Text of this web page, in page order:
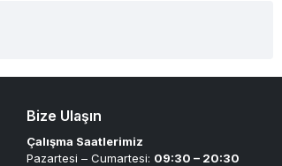
Bize Ulaşın
Çalışma Saatlerimiz
Pazartesi – Cumartesi: 09:30 – 20:30